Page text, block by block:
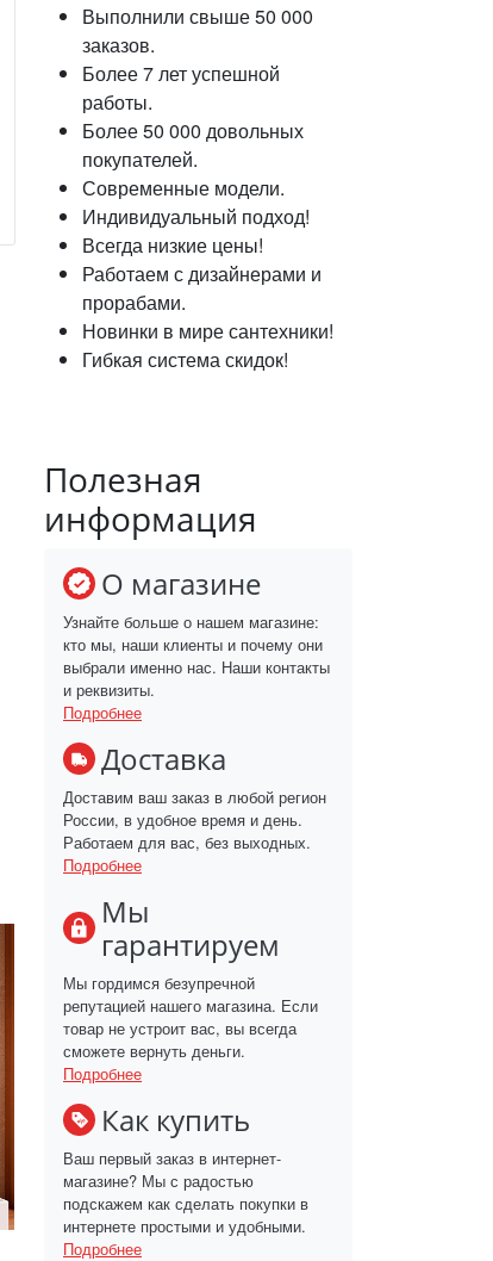
Выполнили свыше 50 000
заказов.
Более 7 лет успешной
работы.
Более 50 000 довольных
покупателей.
Современные модели.
Индивидуальный подход!
Всегда низкие цены!
Работаем с дизайнерами и
прорабами.
Новинки в мире сантехники!
Гибкая система скидок!
Полезная
информация
О магазине
Узнайте больше о нашем магазине:
кто мы, наши клиенты и почему они
выбрали именно нас. Наши контакты
и реквизиты.
Подробнее
Доставка
Доставим ваш заказ в любой регион
России, в удобное время и день.
Работаем для вас, без выходных.
Подробнее
Мы
гарантируем
Мы гордимся безупречной
репутацией нашего магазина. Если
товар не устроит вас, вы всегда
сможете вернуть деньги.
Подробнее
Как купить
Ваш первый заказ в интернет-
магазине? Мы с радостью
подскажем как сделать покупки в
интернете простыми и удобными.
Подробнее